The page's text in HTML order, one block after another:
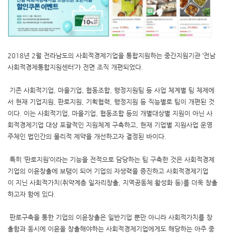
2018년 2월 전라남도의 사회적경제기업을 통합지원하는 중간지원기관 ‘전남
사회적경제통합지원센터’가 전면 조직 개편되었다.
기존 사회적기업, 마을기업, 협동조합, 행정지원팀 등 사업 체계별 팀 체제에
서 현재 기업지원, 판로지원, 기획협력, 행정지원 등 직능별로 팀이 개편된 것
이다. 이는 사회적기업, 마을기업, 협동조합 등의 개별대상별 지원이 아닌 사
회적경제기업 대상 포괄적인 지원체계 구축하고, 현재 기업별 지원사업 운영
주체인 법인간의 물리적 제약을 개선하고자 결정된 바이다.
특히 ‘판로지원’이라는 기능을 전적으로 담당하는 팀 구축한 것은 사회적경제
기업의 이윤창출에 보탬이 되어 기업의 자생력을 증진하고 사회적경제기업
이 지닌 사회적가치(취약계층 일자리창출, 지역공동체 활성화 등)를 더욱 창출
하고자 함에 있다.
판로구축을 통한 기업의 이윤창출은 일반기업 뿐만 아니라 사회적가치를 창
출함과 동시에 이윤을 창출해야하는 사회적경제기업에게도 해당하는 아주 중